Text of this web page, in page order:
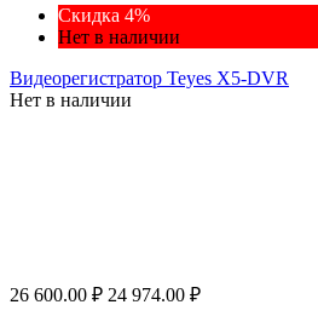
Скидка 4%
Нет в наличии
Видеорегистратор Teyes X5-DVR
Нет в наличии
26 600.00 ₽ 24 974.00 ₽